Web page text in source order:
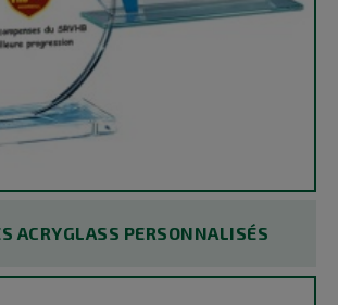
ACRYGLASS PERSONNALISÉS